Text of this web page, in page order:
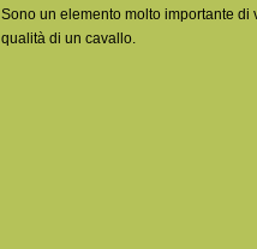
Sono un elemento molto importante di
qualità di un cavallo.